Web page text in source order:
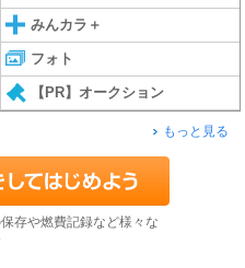
みんカラ＋
フォト
【PR】オークション
もっと見る
存や燃費記録など様々な